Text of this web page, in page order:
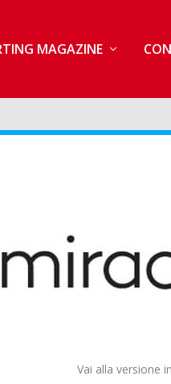
MAGAZINE
Vai alla versione